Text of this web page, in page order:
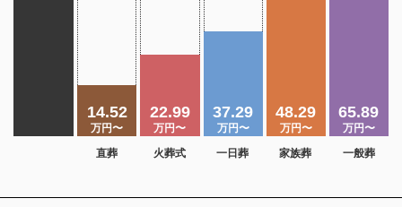
14.52
万円〜
22.99
万円〜
37.29
万円〜
48.29
万円〜
65.89
万円〜
直葬
火葬式 一日葬 家族葬 一般葬